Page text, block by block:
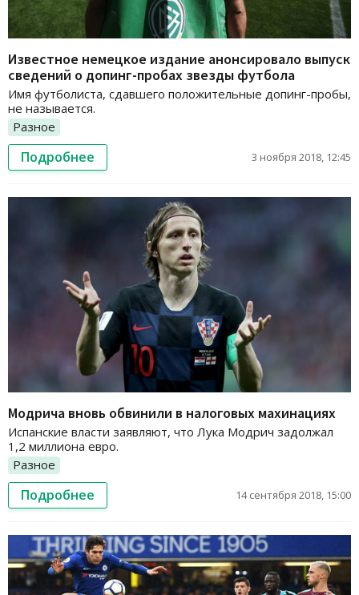
Известное немецкое издание анонсировало выпуск
сведений о допинг-пробах звезды футбола
Имя футболиста, сдавшего положительные допинг-пробы,
не называется.
Разное
Подробнее 3 ноября 2018, 12:45
Модрича вновь обвинили в налоговых махинациях
Испанские власти заявляют, что Лука Модрич задолжал
1,2 миллиона евро.
Разное
Подробнее 14 сентября 2018, 15:00